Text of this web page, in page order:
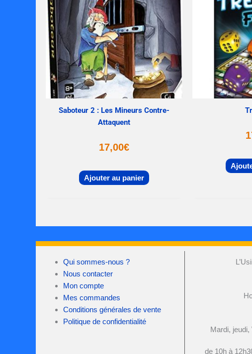
Saboteur 2 : Les Mineurs Contre-
Attaquent
17,00€
Ajouter au panier
Qui sommes-nous ?
Nous contacter
Mon compte
Mes commandes
Conditions générales de vente
Politique de confidentialité
Mardi, jeudi,
de 10h à